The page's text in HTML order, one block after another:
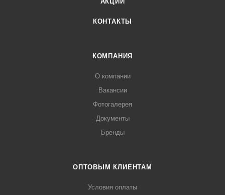
КОНТАКТЫ
КОМПАНИЯ
О компании
Вакансии
Фотогалерея
Документы
Бренды
ОПТОВЫМ КЛИЕНТАМ
Условия оплаты